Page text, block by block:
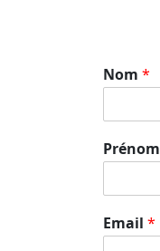
Nom *
Prénom
Email *